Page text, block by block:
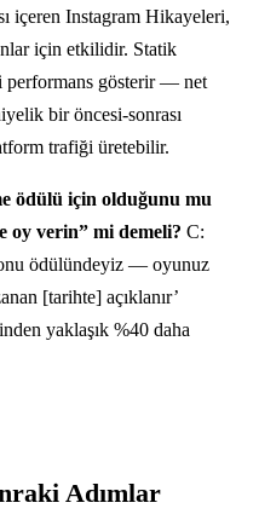
içeren Instagram Hikayeleri,
için etkilidir. Statik
performans gösterir — net
bir öncesi-sonrası
trafiği üretebilir.
ödülü için olduğunu mu
oy verin” mi demeli? C:
ödülündeyiz — oyunuz
[tarihte] açıklanır’
yaklaşık %40 daha
Adımlar